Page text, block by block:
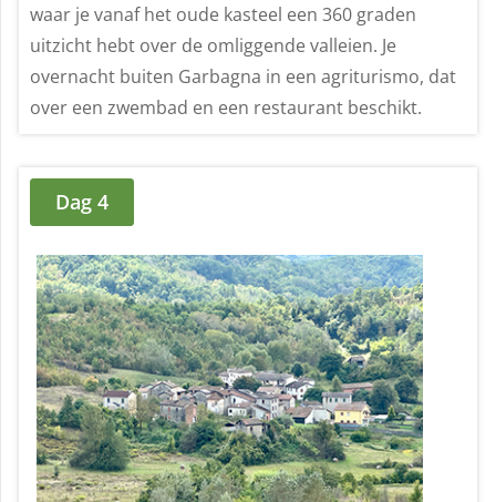
waar je vanaf het oude kasteel een 360 graden
uitzicht hebt over de omliggende valleien. Je
overnacht buiten Garbagna in een agriturismo, dat
over een zwembad en een restaurant beschikt.
Dag 4